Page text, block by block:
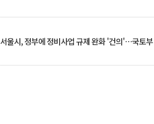
서울시, 정부에 정비사업 규제 완화 '건의'⋯국토